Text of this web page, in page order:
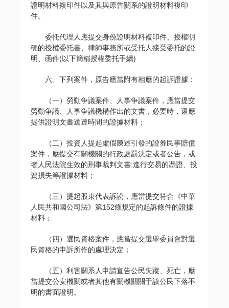
證明材料複印件以及其與原告關系的證明材料複印
件。
委托代理人應提交身份證明材料複印件、授權明
确的授權委托書、律師事務所或受托人接受委托的證
明、函件(以下簡稱授權委托手續)
六、下列案件，原告應當附有相應的起訴證據：
（一）勞動争議案件、人事争議案件，應當提交
勞動争議、人事争議機構作出的文書，必要時，還應
提供證明文書送達時間的證據材料；
（二）投資人提起虛假陳述引發的證券民事賠償
案件，應提交有關機關的行政處罰決定或者公告，或
者人民法院生效的刑事裁判文書;進行交易的憑證、投
資損失等證據材料；
（三）提起股東代表訴訟，應當提交符合《中華
人民共和國公司法》第152條規定的起訴條件的證據
材料；
（四）選民資格案件，應當提交選舉委員會對選
民資格的申訴所作的處理決定；
（五）利害關系人申請宣告公民失蹤、死亡，應
當提交公安機關或者其他有關機關關于該公民下落不
明的書面證明。